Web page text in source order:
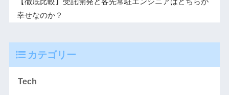
幸せなのか？
カテゴリー
Tech